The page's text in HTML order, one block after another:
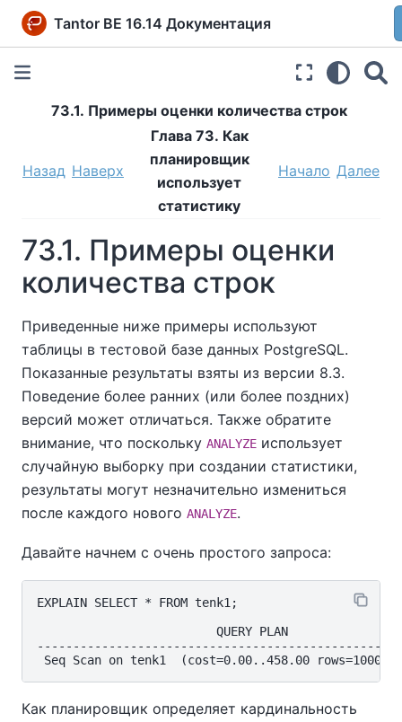
Tantor BE 16.14 Документация
73.1. Примеры оценки количества строк
Назад Наверх
Глава 73. Как
планировщик
использует
статистику
Начало Далее
73.1. Примеры оценки
количества строк
Приведенные ниже примеры используют
таблицы в тестовой базе данных PostgreSQL.
Показанные результаты взяты из версии 8.3.
Поведение более ранних (или более поздних)
версий может отличаться. Также обратите
внимание, что поскольку ANALYZE использует
случайную выборку при создании статистики,
результаты могут незначительно измениться
после каждого нового ANALYZE.
Давайте начнем с очень простого запроса:
EXPLAIN SELECT * FROM tenk1;
                         QUERY PLAN
Как планировщик определяет кардинальность